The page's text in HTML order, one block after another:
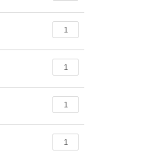
1
1
1
1